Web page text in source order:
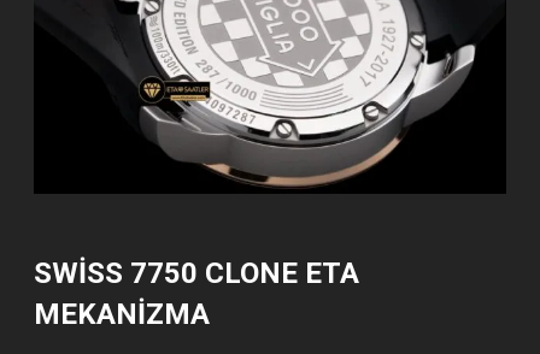
SWISS 7750 CLONE ETA
MEKANIZMA